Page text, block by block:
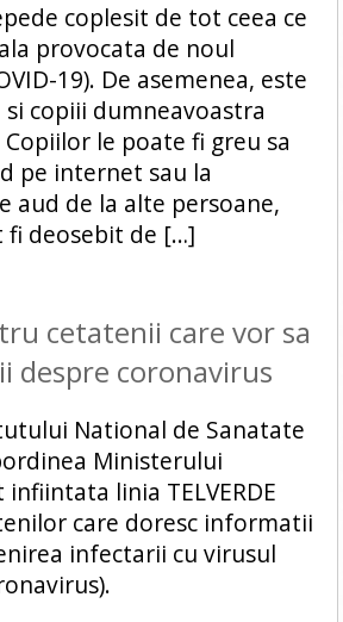
coplesit de tot ceea ce
provocata de noul
19). De asemenea, este
copiii dumneavoastra
le poate fi greu sa
pe internet sau la
aud de la alte persoane,
deosebit de […]
cetatenii care vor sa
despre coronavirus
National de Sanatate
Ministerului
linia TELVERDE
care doresc informatii
infectarii cu virusul